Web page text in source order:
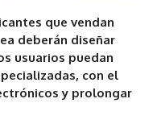
que vendan
deberán diseñar
usuarios puedan
con el
y prolongar